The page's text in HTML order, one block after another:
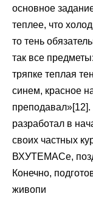
основное
теплее, что
то тень
так все
тряпке теплая
синем, красное
разработал в
своих частных
ВХУТЕМАСе,
Конечно,
живопи